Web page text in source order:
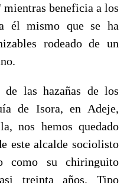
beneficia a los
él mismo que se ha
rodeado de un
las hazañas de los
de Isora, en Adeje,
nos hemos quedado
este alcalde sociolisto
como su chiringuito
treinta años. Tipo